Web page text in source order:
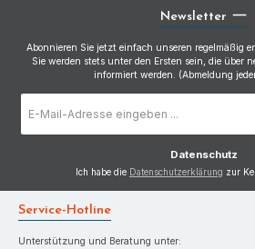
Newsletter
Abonnieren Sie jetzt einfach unseren regelmäßig
Sie werden stets unter den Ersten sein, die über
informiert werden. (Abmeldung
Mail-
Datenschutz
Ich habe die Datenschutzerklärung zur
Service-Hotline
Unterstützung und Beratung unter: